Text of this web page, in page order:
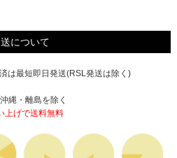
について
は最短即日発送(RSL発送は除く)
縄・離島を除く
上げで送料無料